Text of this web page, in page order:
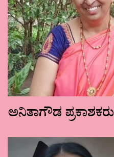
ಅನಿತಾಗೌಡ ಪ್ರಕಾಶಕರು